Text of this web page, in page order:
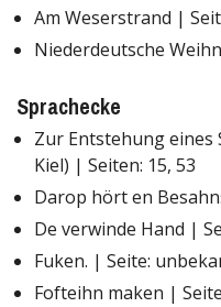
Am Weserstrand |
Niederdeutsche
Sprachecke
Zur Entstehung eines
Kiel) | Seiten: 15, 53
Darop hört en
De verwinde Hand |
Fuken. | Seite:
Fofteihn maken |